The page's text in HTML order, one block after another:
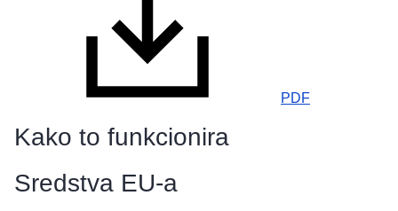
PDF
Kako to funkcionira
Sredstva EU-a